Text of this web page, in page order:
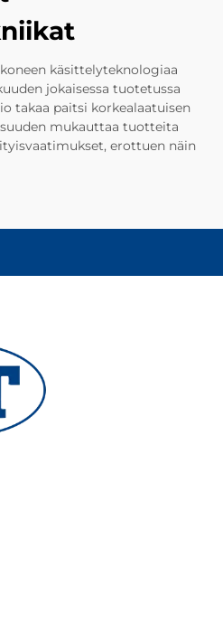
käsittelyteknologiaa
jokaisessa tuotetussa
takaa paitsi korkealaatuisen
mukauttaa tuotteita
erottuen näin